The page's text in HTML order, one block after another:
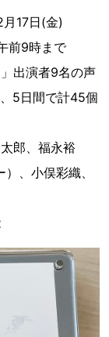
17日(金)
前9時まで
出演者9名の声
5日間で計45個
郎、福永裕
、小俣彩織、